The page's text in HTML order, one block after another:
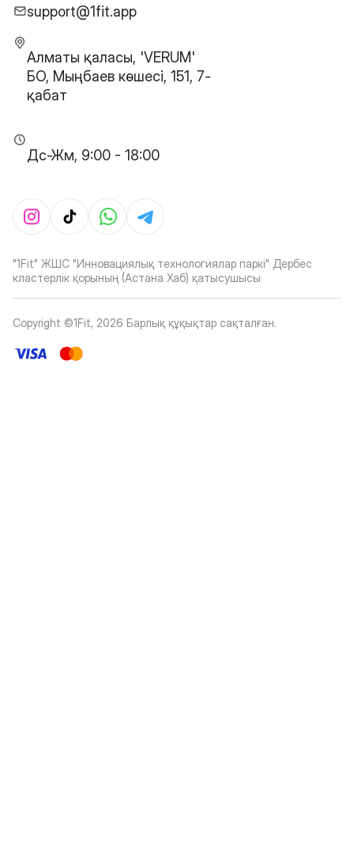
support@1fit.app
Алматы қаласы, 'VERUM'
БО, Мыңбаев көшесі, 151, 7-
қабат
Дс-Жм, 9:00 - 18:00
"1Fit" ЖШС "Инновациялық технологиялар паркі" Дербес
кластерлік қорының (Астана Хаб) қатысушысы
Copyright ©1Fit, 2026 Барлық құқықтар сақталған.